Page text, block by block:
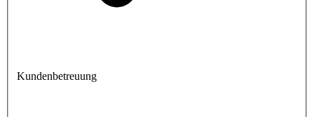
Kundenbetreuung